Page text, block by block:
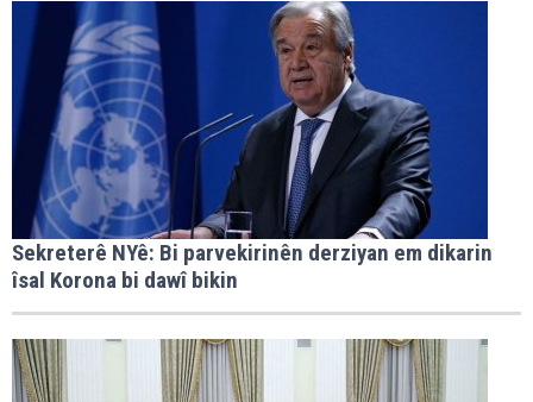
Sekreterê NYê: Bi parvekirinên derziyan em dikarin
îsal Korona bi dawî bikin